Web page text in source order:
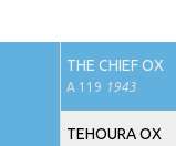
THE CHIEF OX
A 119 1943
TEHOURA OX